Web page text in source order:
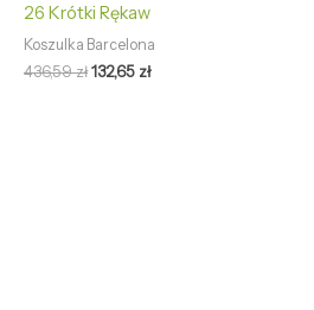
26 Krótki Rękaw
Koszulka Barcelona
436,59zł132,65 zł